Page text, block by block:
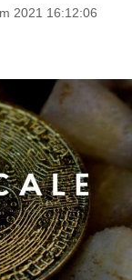
2021 16:12:06